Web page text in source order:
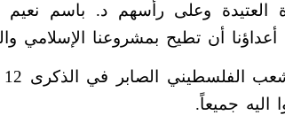
العتيدة وعلى
رأسهم د. باسم نعيم
أعداؤنا أن تطيح بمشروعنا الإسلامي
اليه جميعاً.